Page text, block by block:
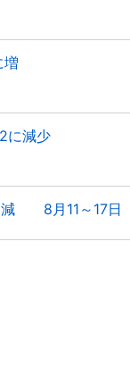
増
に減少
減 8月11～17日